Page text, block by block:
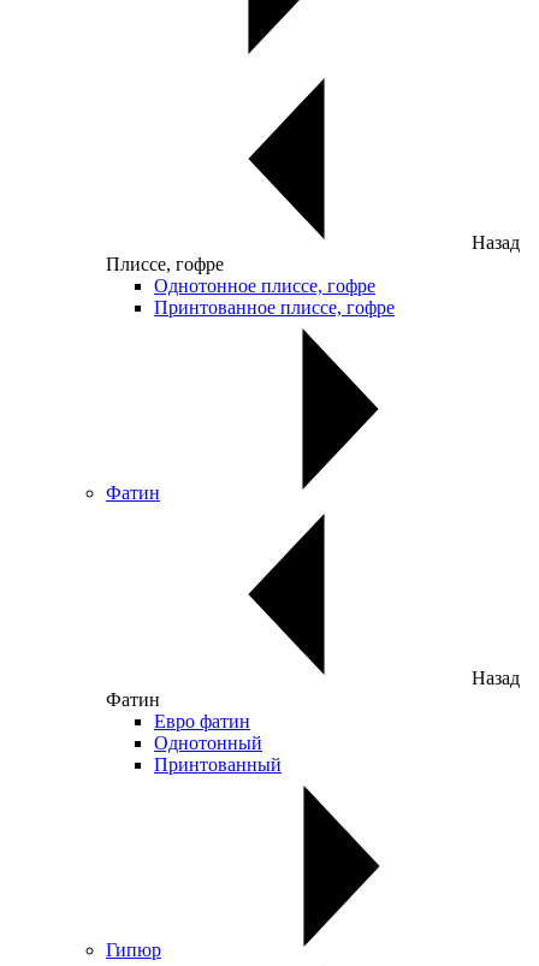
Назад
Плиссе, гофре
Однотонное плиссе, гофре
Принтованное плиссе, гофре
Фатин
Назад
Фатин
Евро фатин
Однотонный
Принтованный
Гипюр